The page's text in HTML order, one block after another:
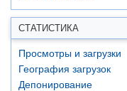
СТАТИСТИКА
Просмотры и загрузки
География загрузок
Депонирование